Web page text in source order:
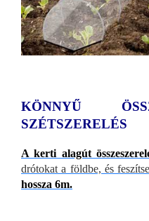
KÖNNYŰ
SZÉTSZERELÉS
A kerti alagút
drótokat a földbe, és
hossza 6m.